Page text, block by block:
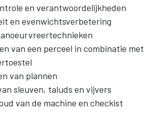
en verantwoordelijkheden
en evenwichtsverbetering
van een perceel in combinatie met
van plannen
sleuven, taluds en vijvers
van de machine en checkist